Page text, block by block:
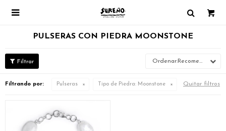

PULSERAS CON PIEDRA MOONSTONE
Recomendados
Filtrando por: Pulseras Tipo de Piedra: Moonstone Quitar filtros